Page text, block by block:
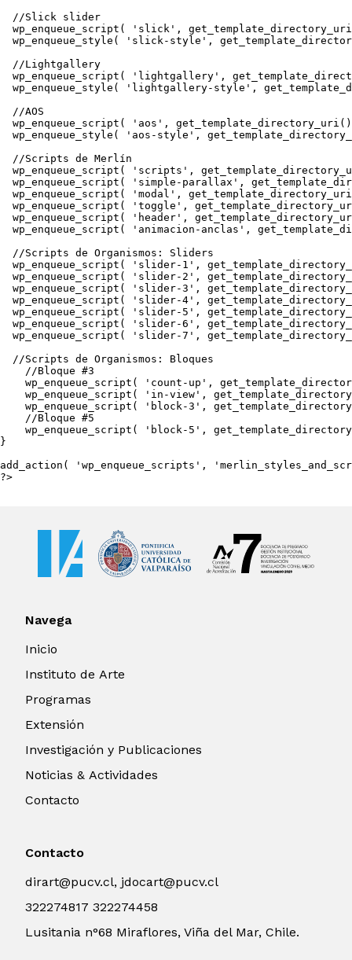
  //Slick slider
wp_enqueue_script( 'slick',
wp_enqueue_style( 'slick-style',
  //Lightgallery
wp_enqueue_script( 'lightgallery',
wp_enqueue_style( 'lightgallery-style',
  //AOS
wp_enqueue_script( 'aos',
wp_enqueue_style( 'aos-style',
  //Scripts de Merlín
wp_enqueue_script( 'scripts',
wp_enqueue_script( 'simple-parallax',
wp_enqueue_script( 'modal',
wp_enqueue_script( 'toggle',
wp_enqueue_script( 'header',
wp_enqueue_script( 'animacion-anclas',
  //Scripts de Organismos: Sliders
wp_enqueue_script( 'slider-1',
wp_enqueue_script( 'slider-2',
wp_enqueue_script( 'slider-3',
wp_enqueue_script( 'slider-4',
wp_enqueue_script( 'slider-5',
wp_enqueue_script( 'slider-6',
wp_enqueue_script( 'slider-7',
  //Scripts de Organismos: Bloques
    //Bloque #3
wp_enqueue_script( 'count-up',
wp_enqueue_script( 'in-view',
wp_enqueue_script( 'block-3',
    //Bloque #5
wp_enqueue_script( 'block-5',
}
add_action( 'wp_enqueue_scripts',
?>
Navega
Inicio
Instituto de Arte
Programas
Extensión
Investigación y Publicaciones
Noticias & Actividades
Contacto
Contacto
dirart@pucv.cl, jdocart@pucv.cl
322274817 322274458
Lusitania n°68 Miraflores, Viña del Mar, Chile.